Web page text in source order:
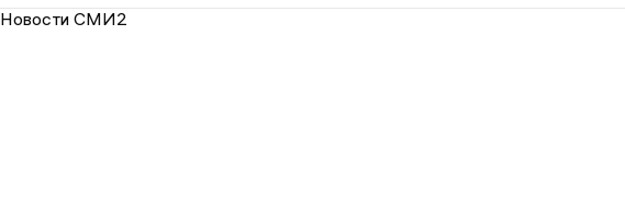
Новости СМИ2